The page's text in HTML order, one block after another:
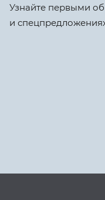
Узнайте первыми об
и